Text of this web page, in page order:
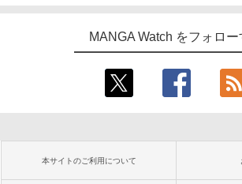
MANGA Watch をフォロー
本サイトのご利用について